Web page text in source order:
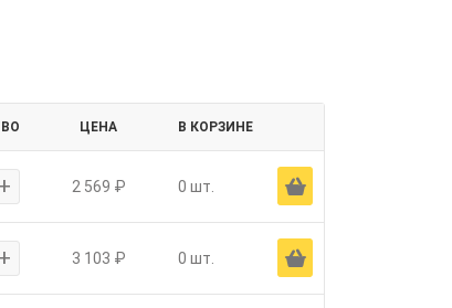
ЦЕНА В КОРЗИНЕ
+ 2 569 ₽ 0 шт. Ä
+ 3 103 ₽ 0 шт. Ä